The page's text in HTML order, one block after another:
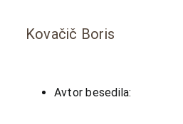
Kovačič Boris
Avtor besedila: